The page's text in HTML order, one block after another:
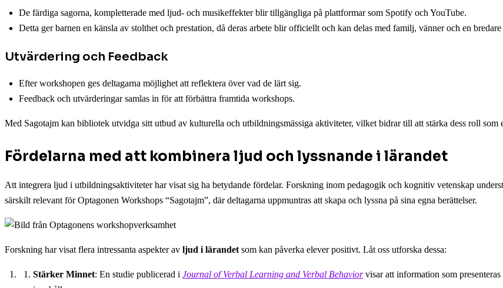
De färdiga sagorna, kompletterade med ljud- och musikeffekter blir tillgängliga på plattformar som Spotify och YouTube.
Detta ger barnen en känsla av stolthet och prestation, då deras arbete blir officiellt och kan delas med familj, vänner och en
Utvärdering och Feedback
Efter workshopen ges deltagarna möjlighet att reflektera över vad de lärt sig.
Feedback och utvärderingar samlas in för att förbättra framtida workshops.
Med Sagotajm kan bibliotek utvidga sitt utbud av kulturella och utbildningsmässiga aktiviteter, vilket bidrar till att stärka dess roll som
Fördelarna med att kombinera ljud och lyssnande i lärandet
Att integrera ljud i utbildningsaktiviteter har visat sig ha betydande fördelar. Forskning inom pedagogik och kognitiv vetenskap
särskilt relevant för Optagonen Workshops “Sagotajm”, där deltagarna uppmuntras att skapa och lyssna på sina egna berättelser.
Forskning har visat flera intressanta aspekter av ljud i lärandet som kan påverka elever positivt. Låt oss utforska dessa:
Stärker Minnet: En studie publicerad i Journal of Verbal Learning and Verbal Behaviorvisar att information som